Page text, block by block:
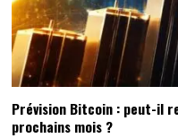
Prévision Bitcoin : peut-il
prochains mois ?